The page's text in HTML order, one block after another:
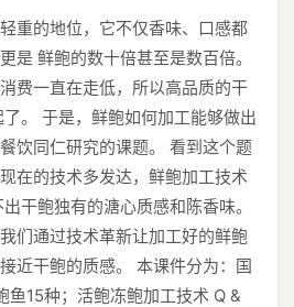
重的地位，它不仅香味、口感都
是 鲜鲍的数十倍甚至是数百倍。
费一直在走低，所以高品质的干
。 于是，鲜鲍如何加工能够做出
饮同仁研究的课题。 看到这个题
在的技术多发达，鲜鲍加工技术
干鲍独有的溏心质感和陈香味。
们通过技术革新让加工好的鲜鲍
近干鲍的质感。 本课件分为：国
鱼15种；活鲍冻鲍加工技术 Q &